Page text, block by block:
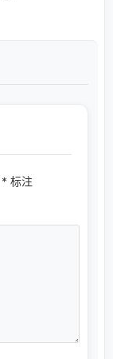
* 标注